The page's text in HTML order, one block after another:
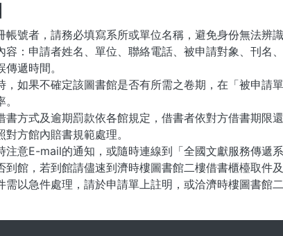
帳號者，請務必填寫系所或單位名稱，避免身份無法辨識
容：申請者姓名、單位、聯絡電話、被申請對象、刊名
遞時間。
，如果不確定該圖書館是否有所需之卷期，在「被申請
書方式及逾期罰款依各館規定，借書者依對方借書期限
對方館內賠書規範處理。
注意E-mail的通知，或隨時連線到「全國文獻服務傳遞
到館，若到館請儘速到濟時樓圖書館二樓借書櫃檯取件及
需以急件處理，請於申請單上註明，或洽濟時樓圖書館二